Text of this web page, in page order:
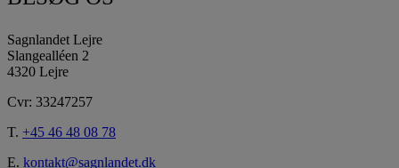
Sagnlandet Lejre
Slangealléen 2
4320 Lejre
Cvr: 33247257
T. +45 46 48 08 78
E. kontakt@sagnlandet.dk